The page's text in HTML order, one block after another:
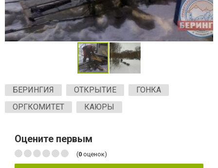
БЕРИНГИЯ ОТКРЫТИЕ
ГОНКА
ОРГКОМИТЕТ
КАЮРЫ
Оцените первым
(0 оценок)